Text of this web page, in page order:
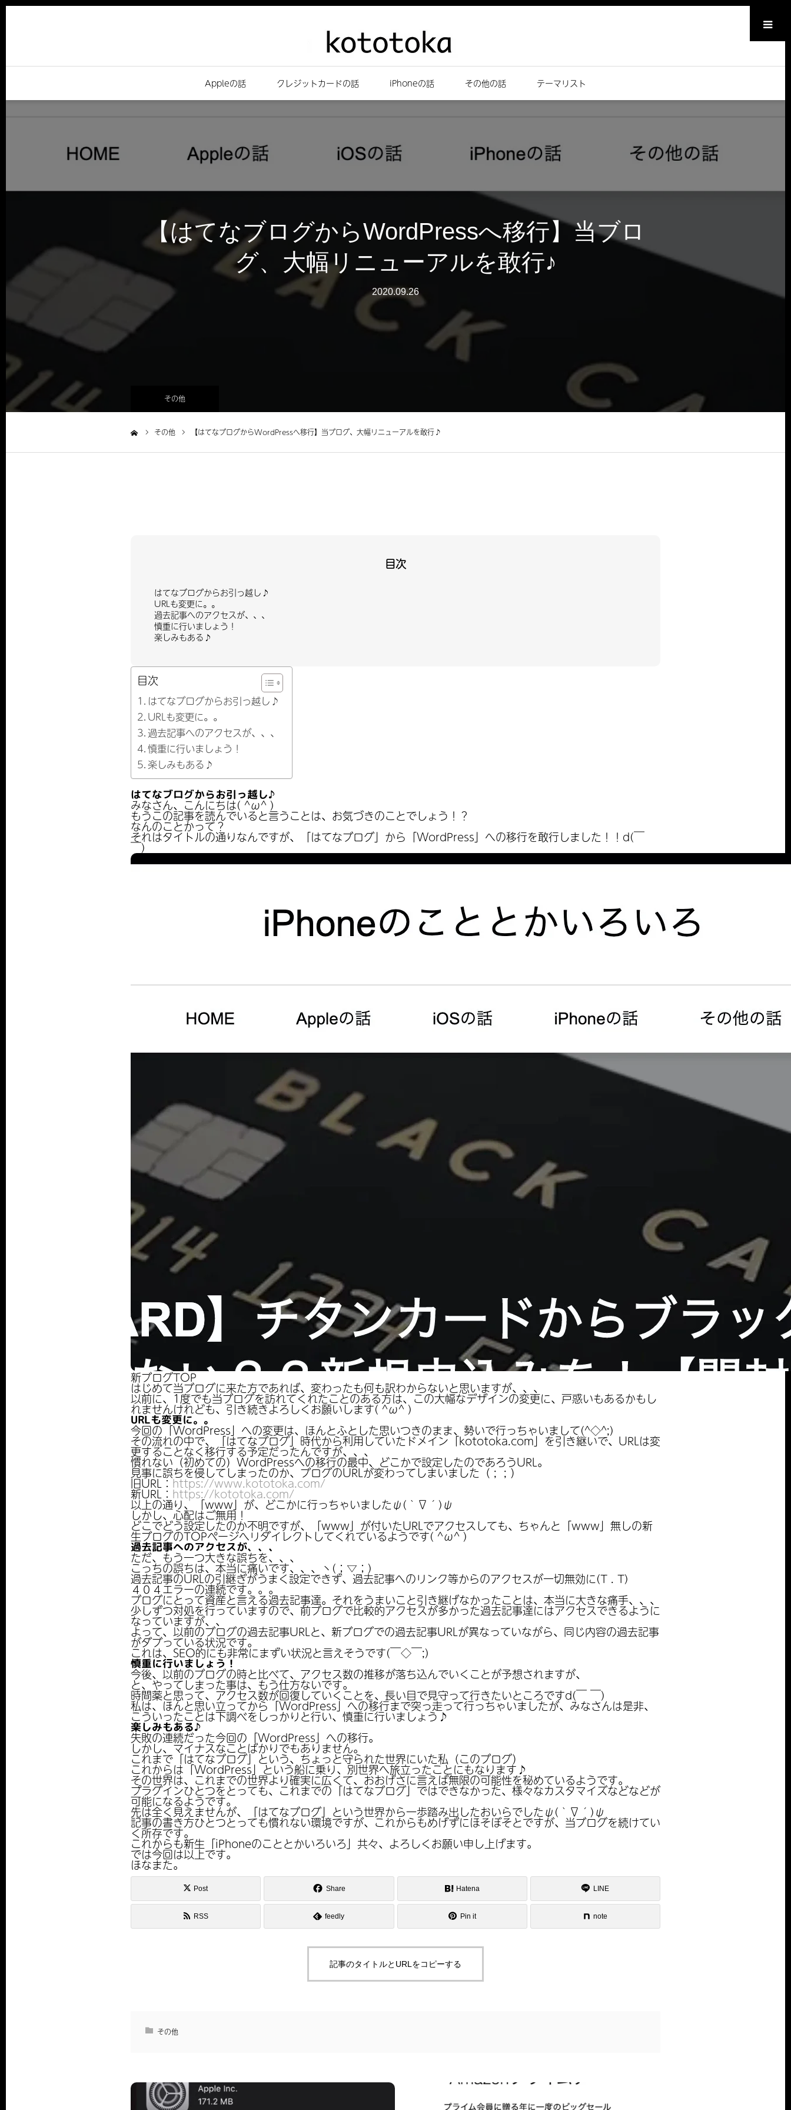
メニュー
Appleの話 クレジットカードの話 iPhoneの話 その他の話 テーマリスト
【はてなブログからWordPressへ移行】当ブロ
グ、大幅リニューアルを敢行♪
2020.09.26
その他
その他 【はてなブログからWordPressへ移行】当ブログ、大幅リニューアルを敢行♪
目次
はてなブログからお引っ越し♪
URLも変更に。。
過去記事へのアクセスが、、、
慎重に行いましょう！
楽しみもある♪
目次
はてなブログからお引っ越し♪
URLも変更に。。
過去記事へのアクセスが、、、
慎重に行いましょう！
楽しみもある♪
はてなブログからお引っ越し♪
みなさん、こんにちは( ^ω^ )
もうこの記事を読んでいると言うことは、お気づきのことでしょう！？
なんのことかって？
それはタイトルの通りなんですが、「はてなブログ」から「WordPress」への移行を敢行しました！！d(￣
￣)
新ブログTOP
はじめて当ブログに来た方であれば、変わったも何も訳わからないと思いますが、、、
以前に、1度でも当ブログを訪れてくれたことのある方は、この大幅なデザインの変更に、戸惑いもあるかもし
れませんけれども、引き続きよろしくお願いします( ^ω^ )
URLも変更に。。
今回の「WordPress」への変更は、ほんとふとした思いつきのまま、勢いで行っちゃいまして(^◇^;)
その流れの中で、「はてなブログ」時代から利用していたドメイン「kototoka.com」を引き継いで、URLは変
更することなく移行する予定だったんですが、、、
慣れない（初めての）WordPressへの移行の最中、どこかで設定したのであろうURL。
見事に誤ちを侵してしまったのか、ブログのURLが変わってしまいました（ ; ; ）
旧URL：https://www.kototoka.com/
新URL： https://kototoka.com/
以上の通り、「www」が、どこかに行っちゃいましたψ(｀∇´)ψ
しかし、心配はご無用！
どこでどう設定したのか不明ですが、「www」が付いたURLでアクセスしても、ちゃんと「www」無しの新
生ブログのTOPページへリダイレクトしてくれているようです( ^ω^ )
過去記事へのアクセスが、、、
ただ、もう一つ大きな誤ちを、、、
こっちの誤ちは、本当に痛いです、、、ヽ(；▽；)
過去記事のURLの引継ぎがうまく設定できず、過去記事へのリンク等からのアクセスが一切無効に(T . T)
４０４エラーの連続です。。。
ブログにとって資産と言える過去記事達。それをうまいこと引き継げなかったことは、本当に大きな痛手、、、
少しずつ対処を行っていますので、前ブログで比較的アクセスが多かった過去記事達にはアクセスできるように
なっていますが、、
よって、以前のブログの過去記事URLと、新ブログでの過去記事URLが異なっていながら、同じ内容の過去記事
がダブっている状況です。
これは、SEO的にも非常にまずい状況と言えそうです(￣◇￣;)
慎重に行いましょう！
今後、以前のブログの時と比べて、アクセス数の推移が落ち込んでいくことが予想されますが、
と、やってしまった事は、もう仕方ないです。
時間薬と思って、アクセス数が回復していくことを、長い目で見守って行きたいところですd(￣ ￣)
私は、ほんと思い立ってから「WordPress」への移行まで突っ走って行っちゃいましたが、みなさんは是非、
こういったことは下調べをしっかりと行い、慎重に行いましょう♪
楽しみもある♪
失敗の連続だった今回の「WordPress」への移行。
しかし、マイナスなことばかりでもありません。
これまで「はてなブログ」という、ちょっと守られた世界にいた私（このブログ）
これからは「WordPress」という船に乗り、別世界へ旅立ったことにもなります♪
その世界は、これまでの世界より確実に広くて、おおげさに言えば無限の可能性を秘めているようです。
プラグインひとつをとっても、これまでの「はてなブログ」ではできなかった、様々なカスタマイズなどなどが
可能になるようです。
先は全く見えませんが、「はてなブログ」という世界から一歩踏み出したおいらでしたψ(｀∇´)ψ
記事の書き方ひとつとっても慣れない環境ですが、これからもめげずにほそぼそとですが、当ブログを続けてい
く所存です。
これからも新生「iPhoneのこととかいろいろ」共々、よろしくお願い申し上げます。
では今回は以上です。
ほなまた。
Post Share Hatena LINE
RSS feedly Pin it note
記事のタイトルとURLをコピーする
その他